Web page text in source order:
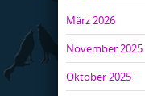
März 2026
November 2025
Oktober 2025